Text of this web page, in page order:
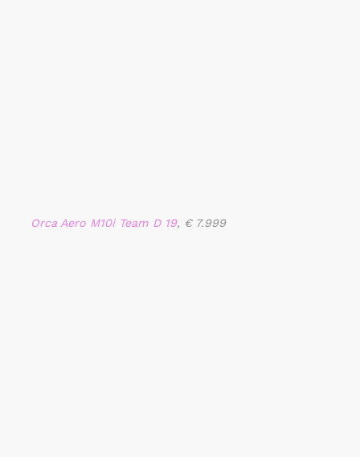
Orca Aero M10i Team D 19, € 7.999